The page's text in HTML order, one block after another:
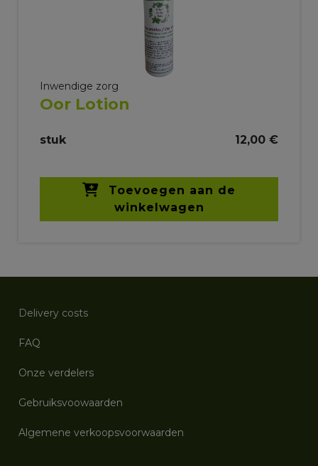
Inwendige zorg
Oor Lotion
stuk 12,00 €
Toevoegen aan de
winkelwagen
Delivery costs
FAQ
Onze verdelers
Gebruiksvoowaarden
Algemene verkoopsvoorwaarden